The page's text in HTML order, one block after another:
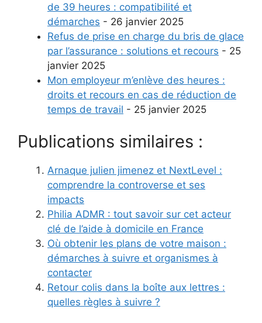
de 39 heures : compatibilité et
démarches - 26 janvier 2025
Refus de prise en charge du bris de glace
par l’assurance : solutions et recours - 25
janvier 2025
Mon employeur m’enlève des heures :
droits et recours en cas de réduction de
temps de travail - 25 janvier 2025
Publications similaires :
Arnaque julien jimenez et NextLevel :
comprendre la controverse et ses
impacts
Philia ADMR : tout savoir sur cet acteur
clé de l’aide à domicile en France
Où obtenir les plans de votre maison :
démarches à suivre et organismes à
contacter
Retour colis dans la boîte aux lettres :
quelles règles à suivre ?